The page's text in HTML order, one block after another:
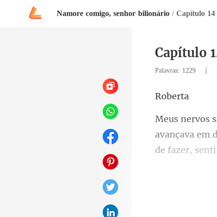
Namore comigo, senhor bilionário / Capítulo 14
Capítulo
Palavras: 1229 |
be
de fazer,